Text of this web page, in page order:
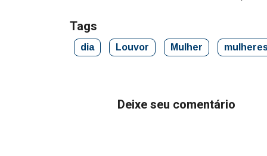
Tags
dia Louvor Mulher
Deixe seu comentário